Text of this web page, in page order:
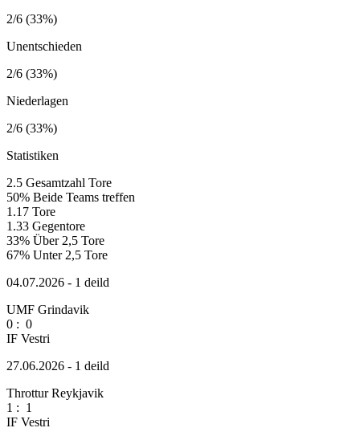
2/6 (33%)
Unentschieden
2/6 (33%)
Niederlagen
2/6 (33%)
Statistiken
2.5 Gesamtzahl Tore
50% Beide Teams treffen
1.17 Tore
1.33 Gegentore
33% Über 2,5 Tore
67% Unter 2,5 Tore
04.07.2026 - 1 deild
UMF Grindavik
0 : 0
IF Vestri
27.06.2026 - 1 deild
Throttur Reykjavik
1 : 1
IF Vestri